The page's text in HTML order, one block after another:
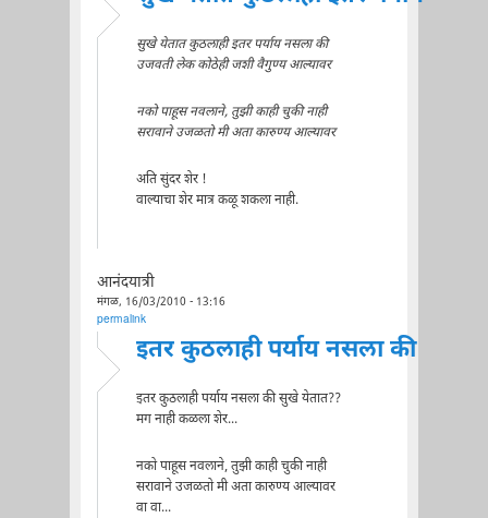
सुखे येतात कुठलाही इतर पर्याय नसला की
उजवती लेक कोठेही जशी वैगुण्य आल्यावर
नको पाहूस नवलाने, तुझी काही चुकी नाही
सरावाने उजळतो मी अता कारुण्य आल्यावर
अति सुंदर शेर !
वाल्याचा शेर मात्र कळू शकला नाही.
आनंदयात्री
मंगळ, 16/03/2010 - 13:16
permalink
इतर कुठलाही पर्याय नसला की
इतर कुठलाही पर्याय नसला की सुखे येतात??
मग नाही कळला शेर...
नको पाहूस नवलाने, तुझी काही चुकी नाही
सरावाने उजळतो मी अता कारुण्य आल्यावर
वा वा...